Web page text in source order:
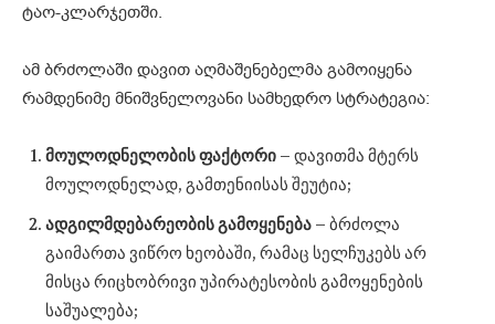
ტაო-კლარჯეთში.
ამ ბრძოლაში დავით აღმაშენებელმა გამოიყენა
რამდენიმე მნიშვნელოვანი სამხედრო სტრატეგია:
მოულოდნელობისფაქტორი – დავითმა მტერს
მოულოდნელად, გამთენიისას შეუტია;
ადგილმდებარეობისგამოყენება – ბრძოლა
გაიმართა ვიწრო ხეობაში, რამაც სელჩუკებს არ
მისცა რიცხობრივი უპირატესობის გამოყენების
საშუალება;